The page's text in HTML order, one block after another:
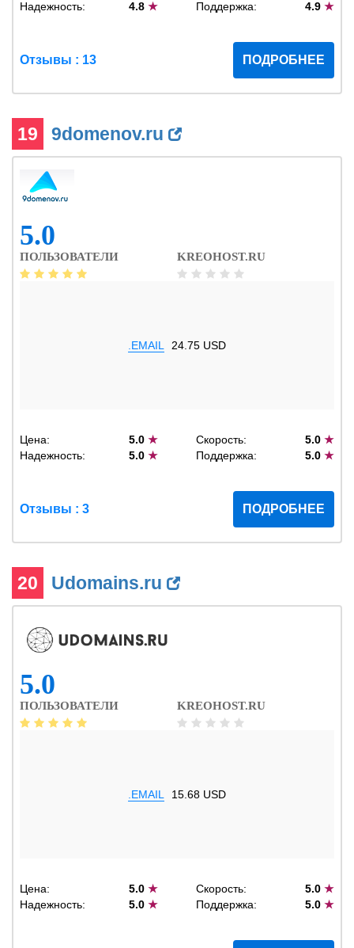
Надежность:
4.8★ Поддержка: 4.9 ★
Отзывы : 13 ПОДРОБНЕЕ
19 9domenov.ru
5.0
ПОЛЬЗОВАТЕЛИ KREOHOST.RU
.EMAIL 24.75 USD
Цена: 5.0★ Скорость: 5.0 ★
Надежность:
5.0★ Поддержка: 5.0 ★
Отзывы : 3 ПОДРОБНЕЕ
20 Udomains.ru
5.0
ПОЛЬЗОВАТЕЛИ KREOHOST.RU
.EMAIL 15.68 USD
Цена: 5.0★ Скорость: 5.0 ★
Надежность:
5.0★ Поддержка: 5.0 ★